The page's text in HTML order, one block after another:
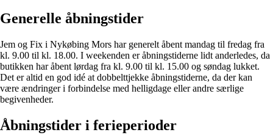
Generelle åbningstider
Jem og Fix i Nykøbing Mors har generelt åbent mandag til fredag fra
kl. 9.00 til kl. 18.00. I weekenden er åbningstiderne lidt anderledes, da
butikken har åbent lørdag fra kl. 9.00 til kl. 15.00 og søndag lukket.
Det er altid en god idé at dobbelttjekke åbningstiderne, da der kan
være ændringer i forbindelse med helligdage eller andre særlige
begivenheder.
Åbningstider i ferieperioder